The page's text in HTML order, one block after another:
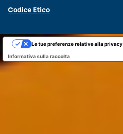
Codice Etico
Informativa sulla raccolta
Le tue preferenze relative alla privacy